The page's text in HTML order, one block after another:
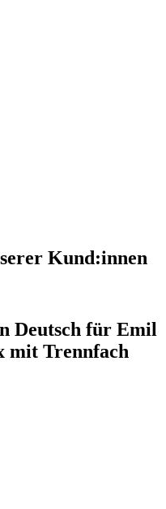
Kund:innen
Deutsch für Emil
mit Trennfach